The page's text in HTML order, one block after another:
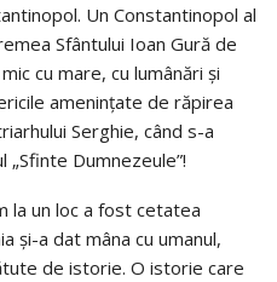
Un Constantinopol al
Sfântului Ioan Gură de
cu mare, cu lumânări și
amenințate de răpirea
Serghie, când s-a
Dumnezeule”!
la un loc a fost cetatea
și-a dat mâna cu umanul,
de istorie. O istorie care